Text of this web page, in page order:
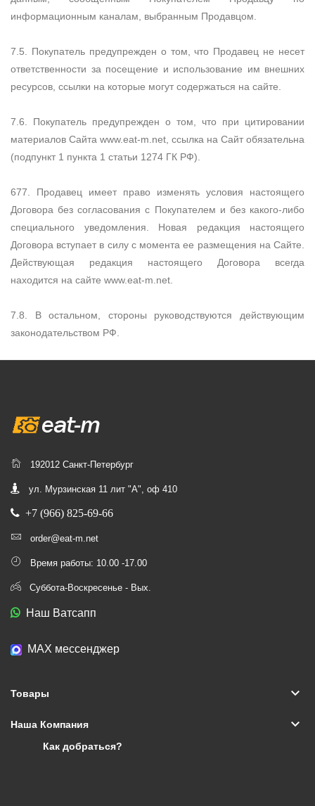
информационным каналам, выбранным Продавцом.
7.5. Покупатель предупрежден о том, что Продавец не несет
ответственности за посещение и использование им внешних
ресурсов, ссылки на которые могут содержаться на сайте.
7.6. Покупатель предупрежден о том, что при цитировании
материалов Сайта www.eat-m.net, ссылка на Сайт обязательна
(подпункт 1 пункта 1 статьи 1274 ГК РФ).
677. Продавец имеет право изменять условия настоящего
Договора без согласования с Покупателем и без какого-либо
специального уведомления. Новая редакция настоящего
Договора вступает в силу с момента ее размещения на Сайте.
Действующая редакция настоящего Договора всегда
находится на сайте www.eat-m.net.
7.8. В остальном, стороны руководствуются действующим
законодательством РФ.
192012 Санкт-Петербург
ул. Мурзинская 11 лит "А", оф 410
+7 (966) 825-69-66
order@eat-m.net
Время работы: 10.00 -17.00
Суббота-Воскресенье - Вых.
Наш Ватсапп
МАХ мессенджер
Товары keyboard_arrow_down
Наша Компания keyboard_arrow_down
Как добраться?